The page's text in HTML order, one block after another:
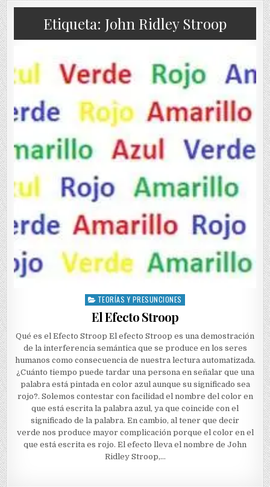
Etiqueta: John Ridley Stroop
Posted
in
TEORÍAS Y PRESUNCIONES
El Efecto Stroop
Qué es el Efecto Stroop El efecto Stroop es una demostración
de la interferencia semántica que se produce en los seres
humanos como consecuencia de nuestra lectura automatizada.
¿Cuánto tiempo puede tardar una persona en señalar que una
palabra está pintada en color azul aunque su significado sea
rojo?. Solemos contestar con facilidad el nombre del color en
que está escrita la palabra azul, ya que coincide con el
significado de la palabra. En cambio, al tener que decir
verde nos produce mayor complicación porque el color en el
que está escrita es rojo. El efecto lleva el nombre de John
Ridley Stroop,…